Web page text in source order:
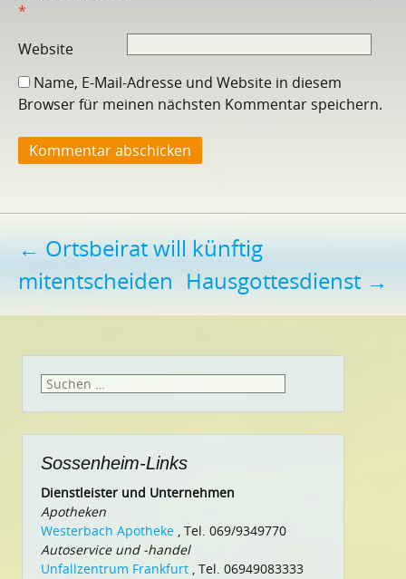
*
Website
Name, E-Mail-Adresse und Website in diesem
Browser für meinen nächsten Kommentar speichern.
Beitragsnavigation
← Ortsbeirat will künftig
mitentscheiden Hausgottesdienst →
Suchen
Sossenheim-Links
Dienstleister und Unternehmen
Apotheken
Westerbach Apotheke , Tel. 069/9349770
Autoservice und -handel
Unfallzentrum Frankfurt , Tel. 06949083333